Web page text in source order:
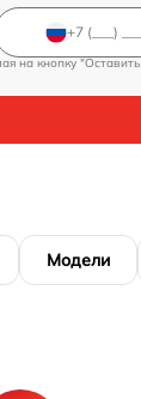
на кнопку
Модели